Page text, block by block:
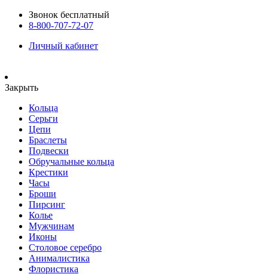
Звонок бесплатный
8-800-707-72-07
Личный кабинет
Закрыть
Кольца
Серьги
Цепи
Браслеты
Подвески
Обручальные кольца
Крестики
Часы
Броши
Пирсинг
Колье
Мужчинам
Иконы
Столовое серебро
Анималистика
Флористика